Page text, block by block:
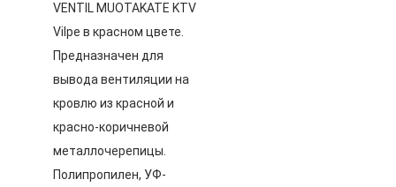
VENTIL MUOTAKATE KTV
Vilpe в красном цвете.
Предназначен для
вывода вентиляции на
кровлю из красной и
красно-коричневой
металлочерепицы.
Полипропилен, УФ-